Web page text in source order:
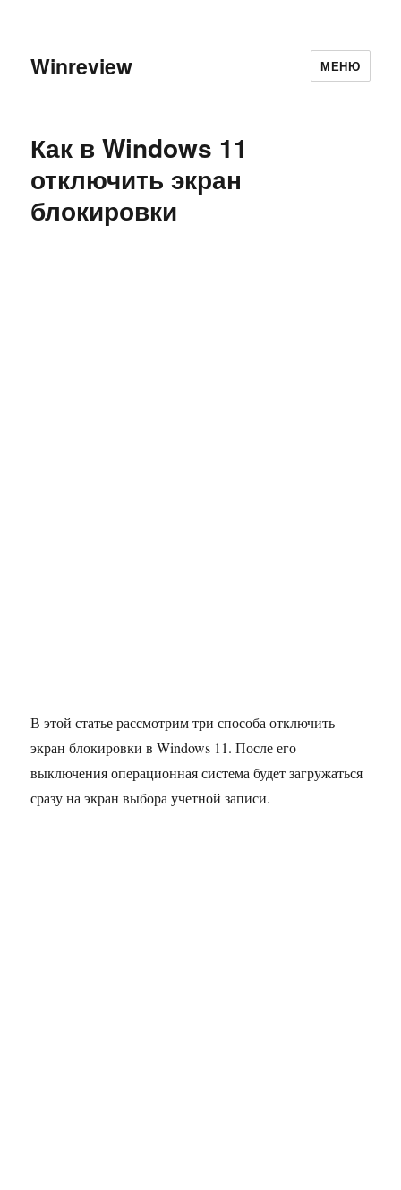
Winreview МЕНЮ
Как в Windows 11
отключить экран
блокировки
В этой статье рассмотрим три способа отключить
экран блокировки в Windows 11. После его
выключения операционная система будет загружаться
сразу на экран выбора учетной записи.